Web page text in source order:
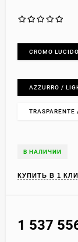
CROMO
AZZURRO /
TRASPARENTE
В НАЛИЧИИ
КУПИТЬ В 1
1 537